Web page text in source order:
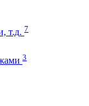
т.д. 7
3